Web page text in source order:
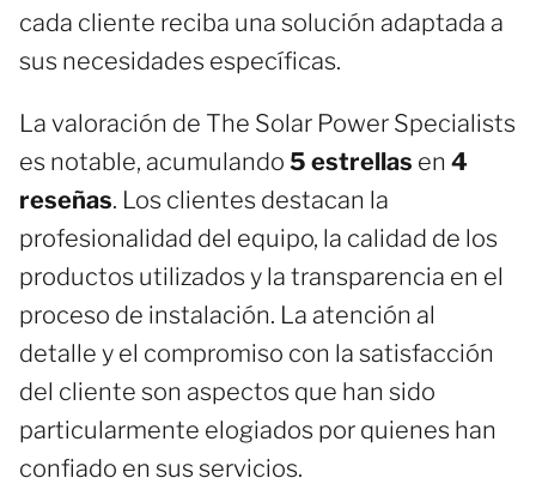
cada cliente reciba una solución adaptada a
sus necesidades específicas.
La valoración de The Solar Power Specialists
es notable, acumulando 5 estrellas en 4
reseñas. Los clientes destacan la
profesionalidad del equipo, la calidad de los
productos utilizados y la transparencia en el
proceso de instalación. La atención al
detalle y el compromiso con la satisfacción
del cliente son aspectos que han sido
particularmente elogiados por quienes han
confiado en sus servicios.